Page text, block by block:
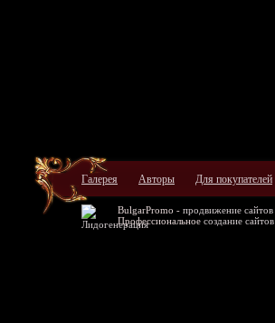
Галерея Авторы Для покупателей
BulgarPromo - продвижение сайтов
Профессиональное создание сайтов